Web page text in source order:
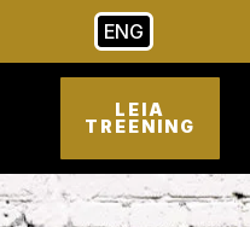
ENG
LEIA
TREENING